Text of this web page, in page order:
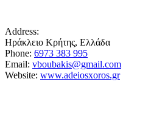
Address:
Ηράκλειο Κρήτης, Ελλάδα
Phone: 6973 383 995
Email: vboubakis@gmail.com
Website: www.adeiosxoros.gr